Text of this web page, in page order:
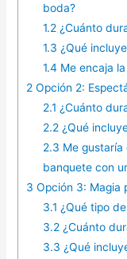
boda?
1.2 ¿Cuánto
1.3 ¿Qué
1.4 Me encaja
2 Opción 2:
2.1 ¿Cuánto
2.2 ¿Qué
2.3 Me gustaría
banquete con
3 Opción 3: Magia
3.1 ¿Qué tipo
3.2 ¿Cuánto
3.3 ¿Qué